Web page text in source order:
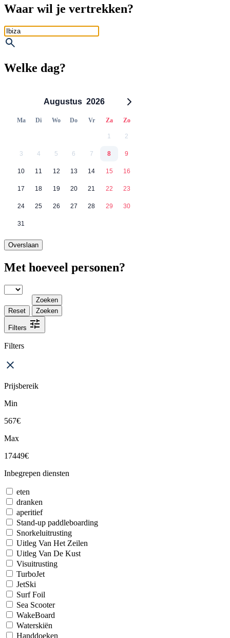
Waar wil je vertrekken?
Welke dag?
Augustus 2026
Ma Di Wo Do Vr Za Zo
1 2
3 4 5 6 7 8 9
10 11 12 13 14 15 16
17 18 19 20 21 22 23
24 25 26 27 28 29 30
31
Overslaan
Met hoeveel personen?
Zoeken
Reset
Zoeken
Filters
Filters
Prijsbereik
Min
567€
Max
17449€
Inbegrepen diensten
eten
dranken
aperitief
Stand-up paddleboarding
Snorkeluitrusting
Uitleg Van Het Zeilen
Uitleg Van De Kust
Visuitrusting
TurboJet
JetSki
Surf Foil
Sea Scooter
WakeBoard
Waterskiën
Handdoeken